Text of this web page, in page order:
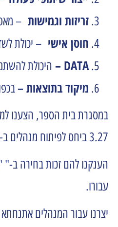
זריזות וגמישות –
חוסן אישי – יכולת
DATA – היכולת
מיקוד בתוצאות –
במסגרת בית הספר, הצענו
3.27 ביחס לפיתוח מנהלים ב-2021.
הענקנו להם זכות בחירה ב-"
עבורו.
יצרנו עבור המנהלים